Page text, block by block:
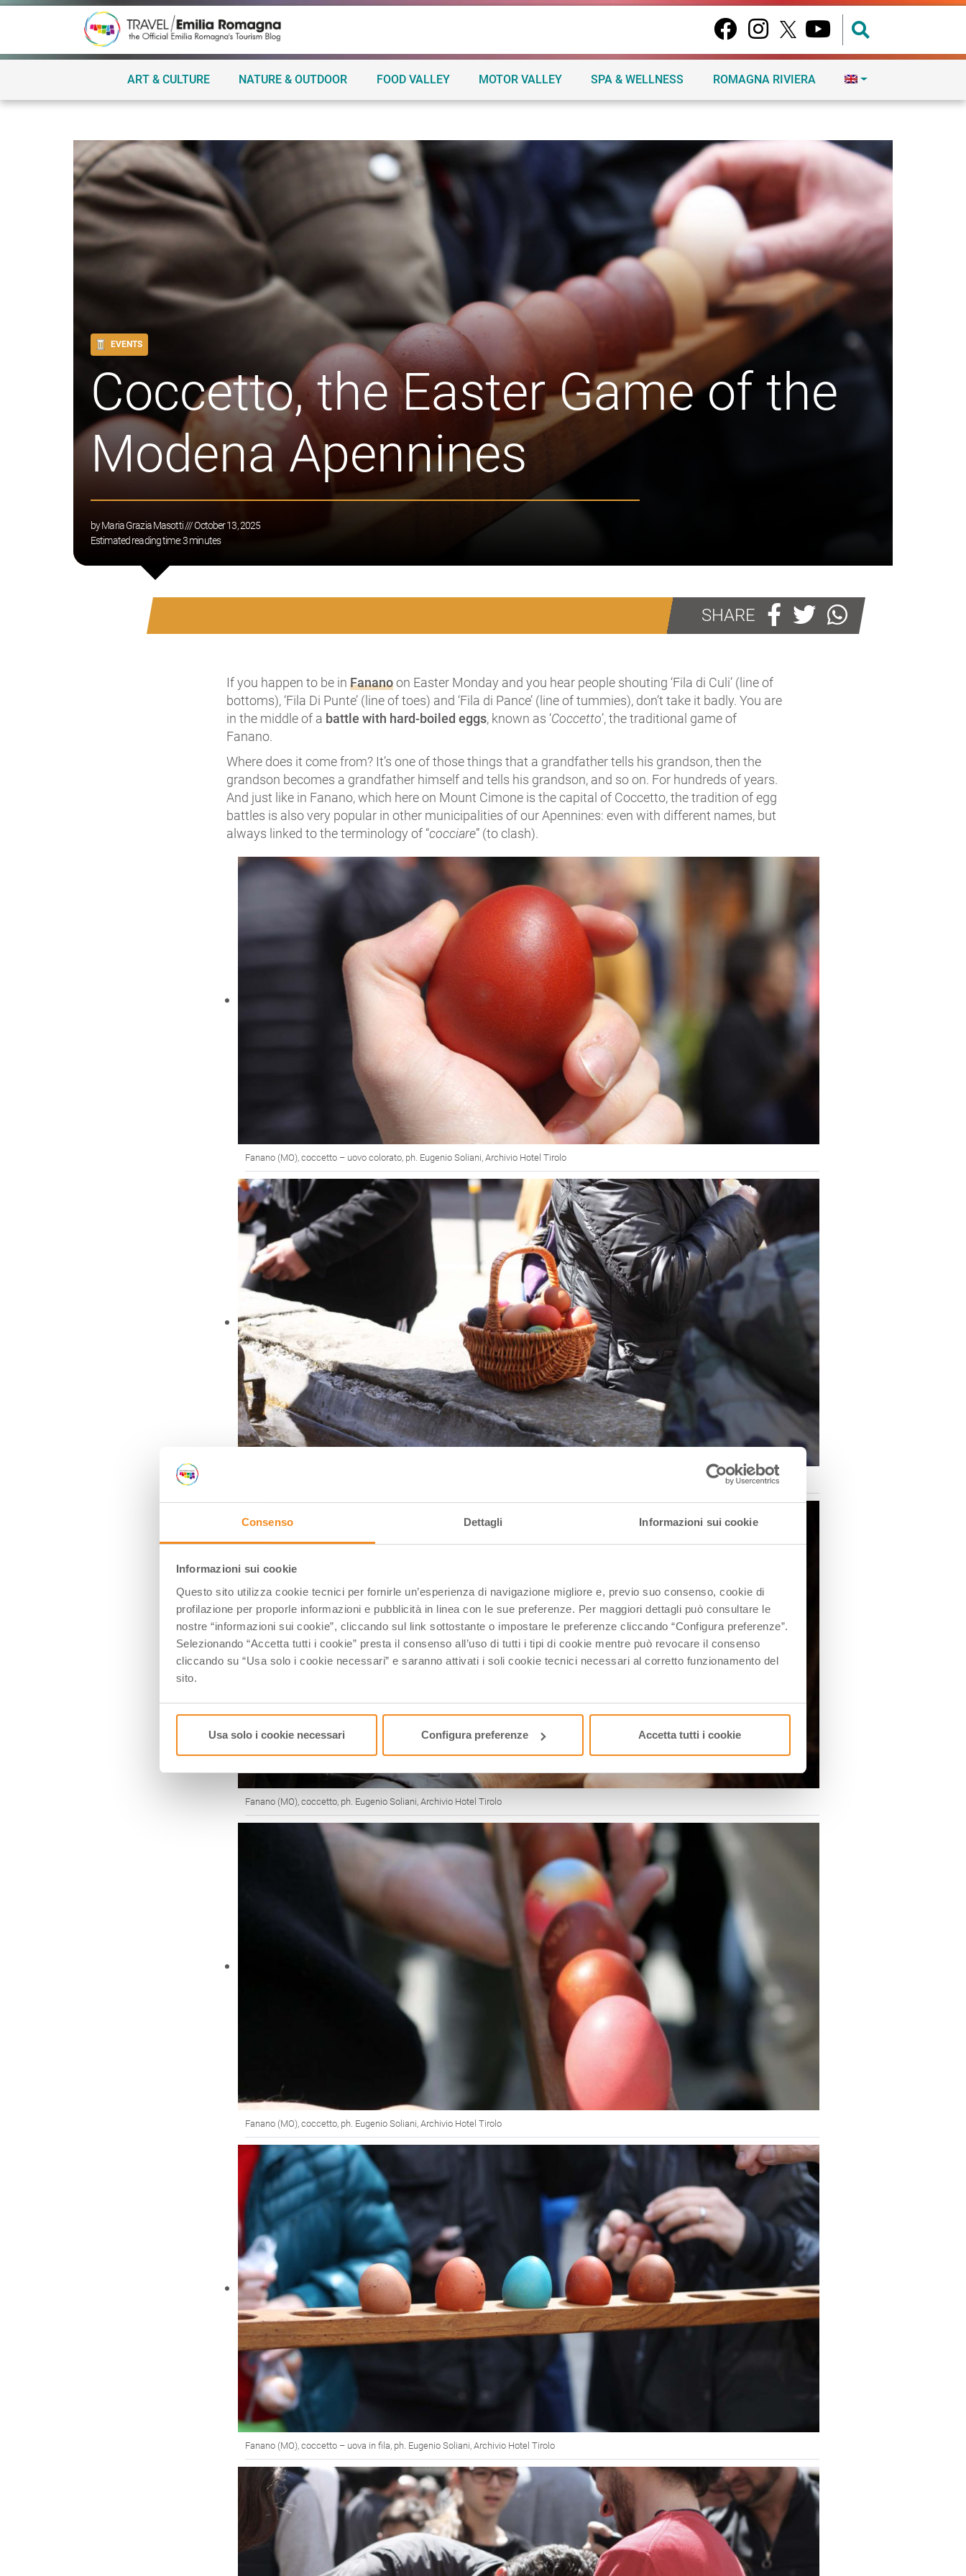
Consenso Dettagli Informazioni sui cookie
Informazioni sui cookie
Questo sito utilizza cookie tecnici per fornirle un’esperienza di navigazione migliore e, previo suo consenso, cookie di
profilazione per proporle informazioni e pubblicità in linea con le sue preferenze. Per maggiori dettagli può consultare le
nostre “informazioni sui cookie”, cliccando sul link sottostante o impostare le preferenze cliccando “Configura preferenze”.
Selezionando “Accetta tutti i cookie” presta il consenso all’uso di tutti i tipi di cookie mentre può revocare il consenso
cliccando su “Usa solo i cookie necessari” e saranno attivati i soli cookie tecnici necessari al corretto funzionamento del
sito.
Usa solo i cookie necessari Configura preferenze Accetta tutti i cookie
ART & CULTURE NATURE & OUTDOOR FOOD VALLEY MOTOR VALLEY SPA & WELLNESS ROMAGNA RIVIERA
EVENTS
Coccetto, the Easter Game of the
Modena Apennines
byMaria Grazia Masotti/// October 13, 2025
Estimated reading time:3minutes
SHARE
If you happen to be inFananoon Easter Monday and you hear people shouting ‘Fila di Culi’ (line of
bottoms), ‘Fila Di Punte’ (line of toes) and ‘Fila di Pance’ (line of tummies), don’t take it badly. You are
in the middle of a battle with hard-boiled eggs, known as ‘Coccetto’, the traditional game of
Fanano.
Where does it come from? It’s one of those things that a grandfather tells his grandson, then the
grandson becomes a grandfather himself and tells his grandson, and so on. For hundreds of years.
And just like in Fanano, which here on Mount Cimone is the capital of Coccetto, the tradition of egg
battles is also very popular in other municipalities of our Apennines: even with different names, but
always linked to the terminology of “cocciare” (to clash).
Fanano (MO), coccetto – uovo colorato, ph. Eugenio Soliani, Archivio Hotel Tirolo
Fanano (MO), coccetto, ph. Eugenio Soliani, Archivio Hotel Tirolo
Fanano (MO), coccetto, ph. Eugenio Soliani, Archivio Hotel Tirolo
Fanano (MO), coccetto – uova in fila, ph. Eugenio Soliani, Archivio Hotel Tirolo